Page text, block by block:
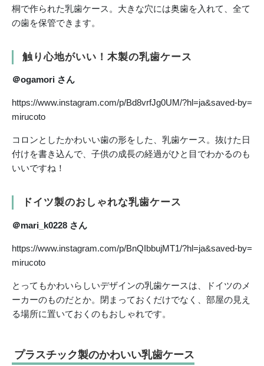
桐で作られた乳歯ケース。大きな穴には奥歯を入れて、全て
の歯を保管できます。
触り心地がいい！木製の乳歯ケース
＠ogamori さん
https://www.instagram.com/p/Bd8vrfJg0UM/?hl=ja&saved-by=
mirucoto
コロンとしたかわいい歯の形をした、乳歯ケース。抜けた日
付けを書き込んで、子供の成長の経過がひと目でわかるのも
いいですね！
ドイツ製のおしゃれな乳歯ケース
＠mari_k0228 さん
https://www.instagram.com/p/BnQIbbujMT1/?hl=ja&saved-by=
mirucoto
とってもかわいらしいデザインの乳歯ケースは、ドイツのメ
ーカーのものだとか。閉まっておくだけでなく、部屋の見え
る場所に置いておくのもおしゃれです。
プラスチック製のかわいい乳歯ケース